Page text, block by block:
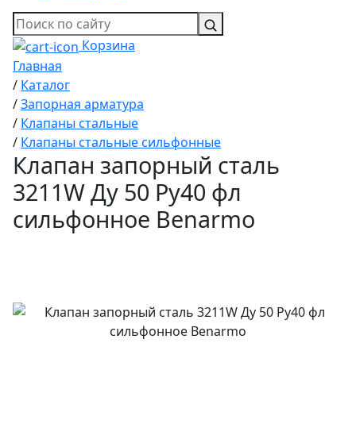
Корзина
Главная
/ Каталог
/Запорная арматура
/ Клапаны стальные
/ Клапаны стальные сильфонные
Клапан запорный сталь
3211W Ду 50 Ру40 фл
сильфонное Benarmo